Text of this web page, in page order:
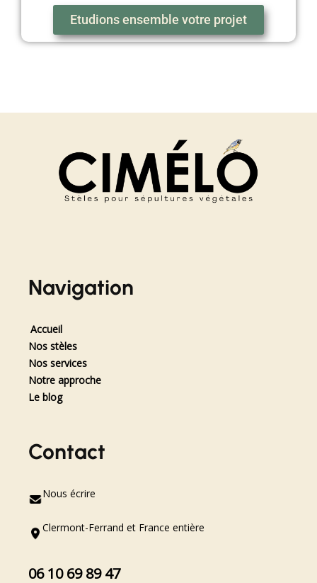
Etudions ensemble votre projet
Navigation
Accueil
Nos stèles
Nos services
Notre approche
Le blog
Contact
Nous écrire
Clermont-Ferrand et France entière
06 10 69 89 47